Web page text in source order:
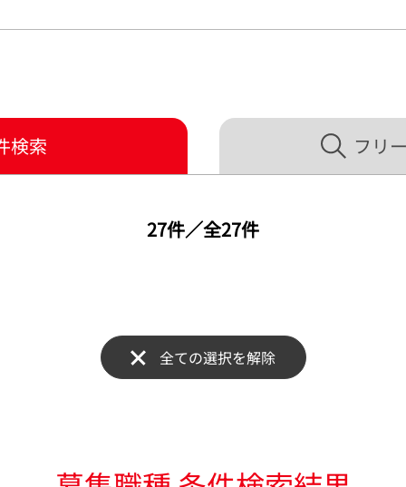
検索 フリ
27件／全27件
全ての選択を解除